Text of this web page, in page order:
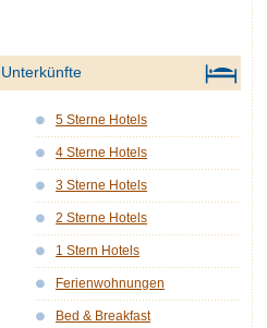
Unterkünfte
5 Sterne Hotels
4 Sterne Hotels
3 Sterne Hotels
2 Sterne Hotels
1 Stern Hotels
Ferienwohnungen
Bed & Breakfast